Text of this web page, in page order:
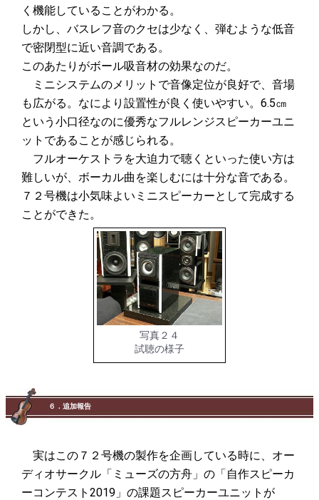
く機能していることがわかる。
しかし、バスレフ音のクセは少なく、弾むような低音
で密閉型に近い音調である。
このあたりがボール吸音材の効果なのだ。
ミニシステムのメリットで音像定位が良好で、音場
も広がる。なにより設置性が良く使いやすい。6.5㎝
という小口径なのに優秀なフルレンジスピーカーユニ
ットであることが感じられる。
フルオーケストラを大迫力で聴くといった使い方は
難しいが、ボーカル曲を楽しむには十分な音である。
７２号機は小気味よいミニスピーカーとして完成する
ことができた。
写真２４
試聴の様子
６．追加報告
実はこの７２号機の製作を企画している時に、オー
ディオサークル「ミューズの方舟」の「自作スピーカ
ーコンテスト2019」の課題スピーカーユニットが